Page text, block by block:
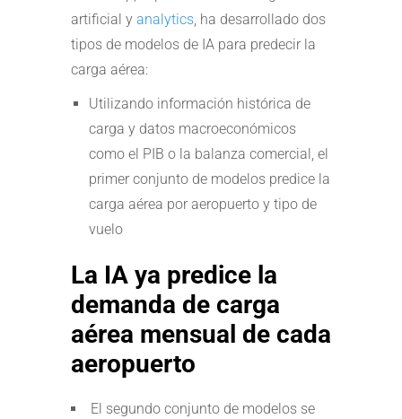
artificial y analytics, ha desarrollado dos
tipos de modelos de IA para predecir la
carga aérea:
Utilizando información histórica de
carga y datos macroeconómicos
como el PIB o la balanza comercial, el
primer conjunto de modelos predice la
carga aérea por aeropuerto y tipo de
vuelo
La IA ya predice la
demanda de carga
aérea mensual de cada
aeropuerto
El segundo conjunto de modelos se